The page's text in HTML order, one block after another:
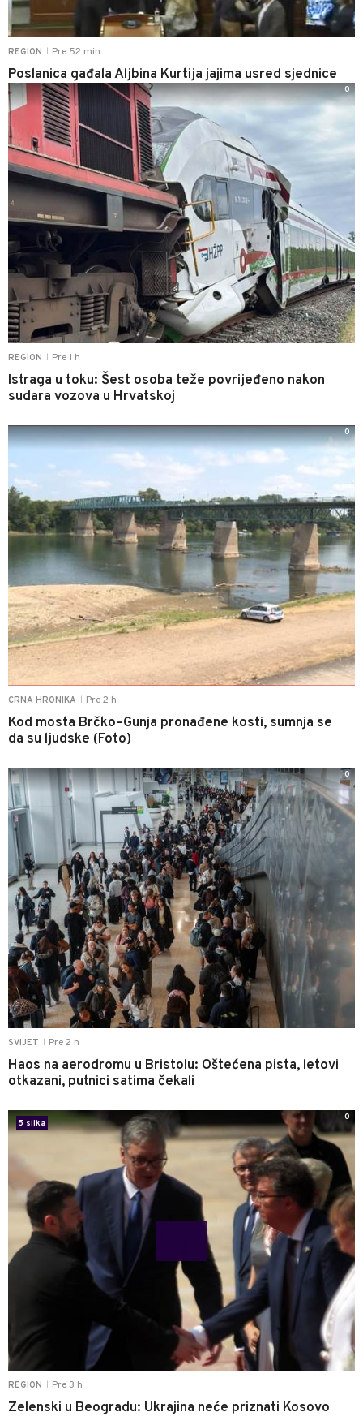
REGION Pre 52 min
Poslanica gađala Aljbina Kurtija jajima usred sjednice
REGION Pre 1 h
Istraga u toku: Šest osoba teže povrijeđeno nakon
sudara vozova u Hrvatskoj
0
CRNA HRONIKA Pre 2 h
Kod mosta Brčko–Gunja pronađene kosti, sumnja se
da su ljudske (Foto)
0
SVIJET Pre 2 h
Haos na aerodromu u Bristolu: Oštećena pista, letovi
otkazani, putnici satima čekali
0
REGION Pre 3 h
Zelenski u Beogradu: Ukrajina neće priznati Kosovo
5 slika
0